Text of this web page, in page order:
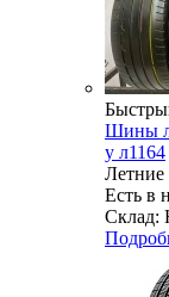
Шины
у л1164
Летние
Есть в
Склад: